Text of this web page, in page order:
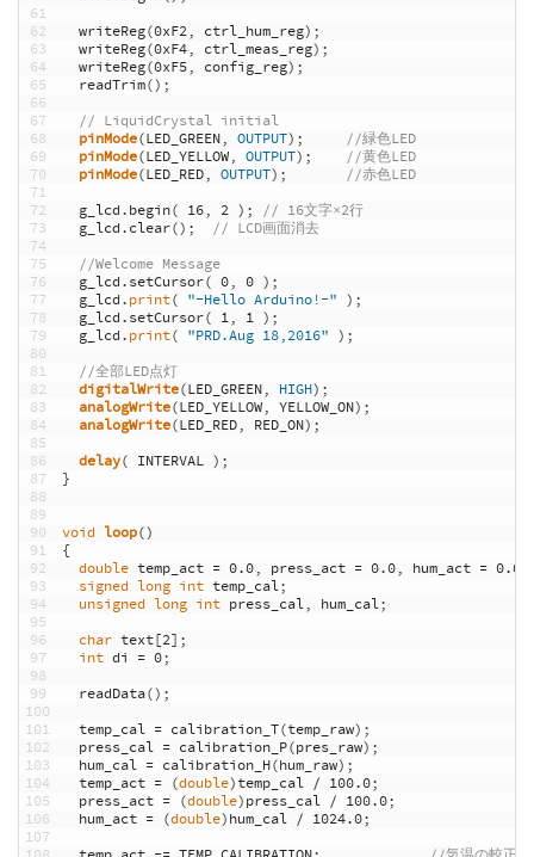
61
62
63
64
65
66
67
68
69
70
71
72
73
74
75
76
77
78
79
80
81
82
83
84
85
86
87
88
89
90
91
92
93
94
95
96
97
98
99
100
101
102
103
104
105
106
107
writeReg(0xF2, ctrl_hum_reg) ;
writeReg(0xF4, ctrl_meas_reg) ;
writeReg(0xF5, config_reg) ;
readTrim() ;
// LiquidCrystal initial
pinMode(LED_GREEN, OUTPUT) ;
//緑色LED
pinMode(LED_YELLOW, OUTPUT) ;
//黄色LED
pinMode(LED_RED, OUTPUT) ;
//赤色LED
g_lcd.begin( 16, 2 ) ; // 16文字×2行
g_lcd.clear() ;
// LCD画面消去
//Welcome Message
g_lcd.setCursor( 0, 0 ) ;
g_lcd.print( "-Hello Arduino!-" ) ;
g_lcd.setCursor( 1, 1 ) ;
g_lcd.print( "PRD.Aug 18,2016" ) ;
//全部LED点灯
digitalWrite(LED_GREEN, HIGH) ;
analogWrite(LED_YELLOW, YELLOW_ON) ;
analogWrite(LED_RED, RED_ON) ;
delay( INTERVAL ) ;
}
void loop()
{
double temp_act = 0.0, press_act = 0.0, hum_act = 0.0
signed long int temp_cal;
unsigned long int press_cal, hum_cal;
char text[2] ;
int di = 0;
readData() ;
temp_cal = calibration_T(temp_raw) ;
press_cal = calibration_P(pres_raw) ;
hum_cal = calibration_H(hum_raw) ;
temp_act = (double)temp_cal / 100.0;
press_act = (double)press_cal / 100.0;
hum_act = (double)hum_cal / 1024.0;